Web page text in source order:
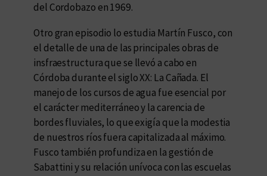
del Cordobazo en 1969.
Otro gran episodio lo estudia Martín Fusco, con
el detalle de una de las principales obras de
insfraestructura que se llevó a cabo en
Córdoba durante el siglo XX: La Cañada. El
manejo de los cursos de agua fue esencial por
el carácter mediterráneo y la carencia de
bordes fluviales, lo que exigía que la modestia
de nuestros ríos fuera capitalizada al máximo.
Fusco también profundiza en la gestión de
Sabattini y su relación unívoca con las escuelas